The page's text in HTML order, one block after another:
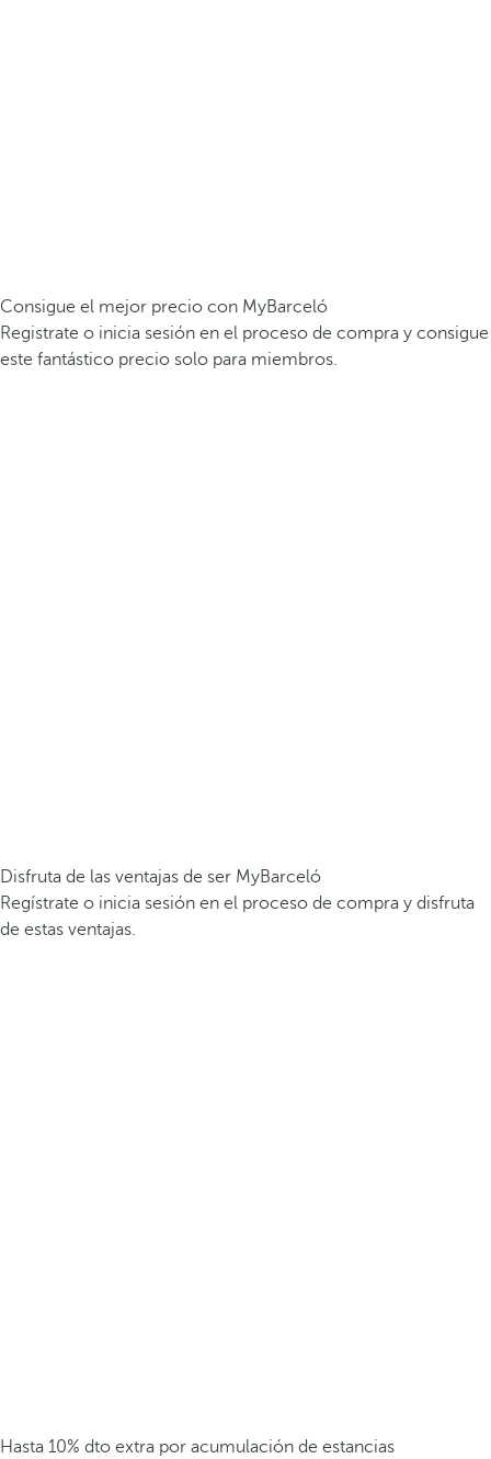
Consigue el mejor precio con MyBarceló
Registrate o inicia sesión en el proceso de compra y consigue
este fantástico precio solo para miembros.
Disfruta de las ventajas de ser MyBarceló
Regístrate o inicia sesión en el proceso de compra y disfruta
de estas ventajas.
Hasta 10% dto extra por acumulación de estancias